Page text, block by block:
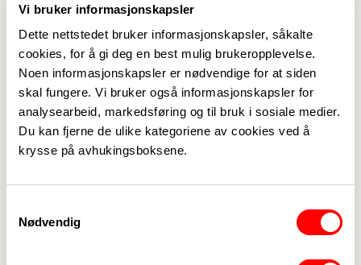
Vi bruker informasjonskapsler
Dette nettstedet bruker informasjonskapsler, såkalte
cookies, for å gi deg en best mulig brukeropplevelse.
Noen informasjonskapsler er nødvendige for at siden
skal fungere. Vi bruker også informasjonskapsler for
analysearbeid, markedsføring og til bruk i sosiale medier.
Du kan fjerne de ulike kategoriene av cookies ved å
krysse på avhukingsboksene.
Nødvendig
Kristine Meyer
Yrkesseksjon kontor og administrasjon
Kristine-meyer@hotmail.com
959 33 428
Edvard Lindvik
Yrkesseksjon samferdsel og teknisk